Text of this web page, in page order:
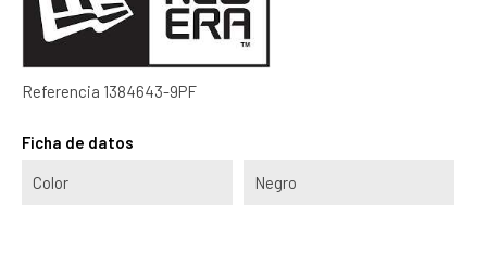
Referencia 1384643-9PF
Ficha de datos
Color Negro